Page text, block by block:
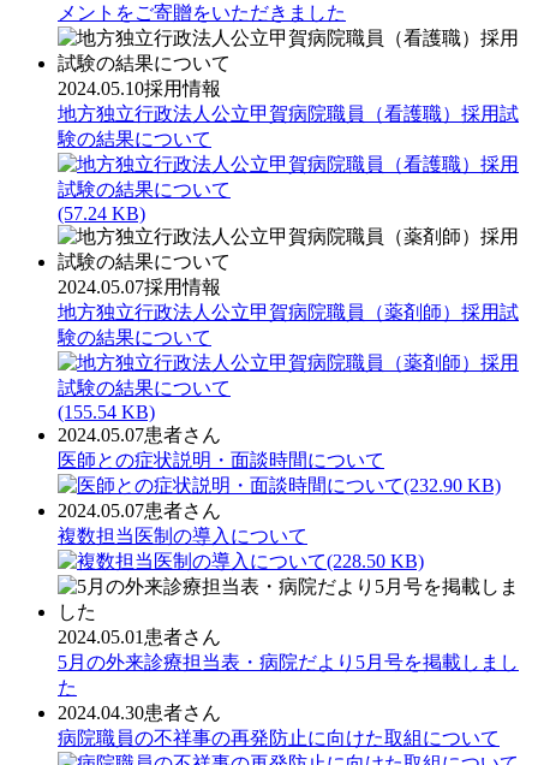
メントをご寄贈をいただきました
2024.05.10採用情報
地方独立行政法人公立甲賀病院職員（看護職）採用試
験の結果について
(57.24 KB)
2024.05.07採用情報
地方独立行政法人公立甲賀病院職員（薬剤師）採用試
験の結果について
(155.54 KB)
2024.05.07患者さん
医師との症状説明・面談時間について
(232.90 KB)
2024.05.07患者さん
複数担当医制の導入について
(228.50 KB)
2024.05.01 患者さん
5月の外来診療担当表・病院だより5月号を掲載しまし
た
2024.04.30患者さん
病院職員の不祥事の再発防止に向けた取組について